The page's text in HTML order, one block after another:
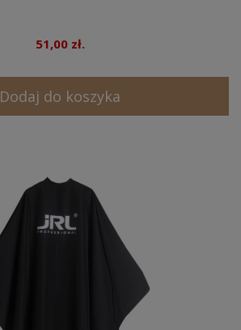
51,00 zł.
Dodaj do koszyka